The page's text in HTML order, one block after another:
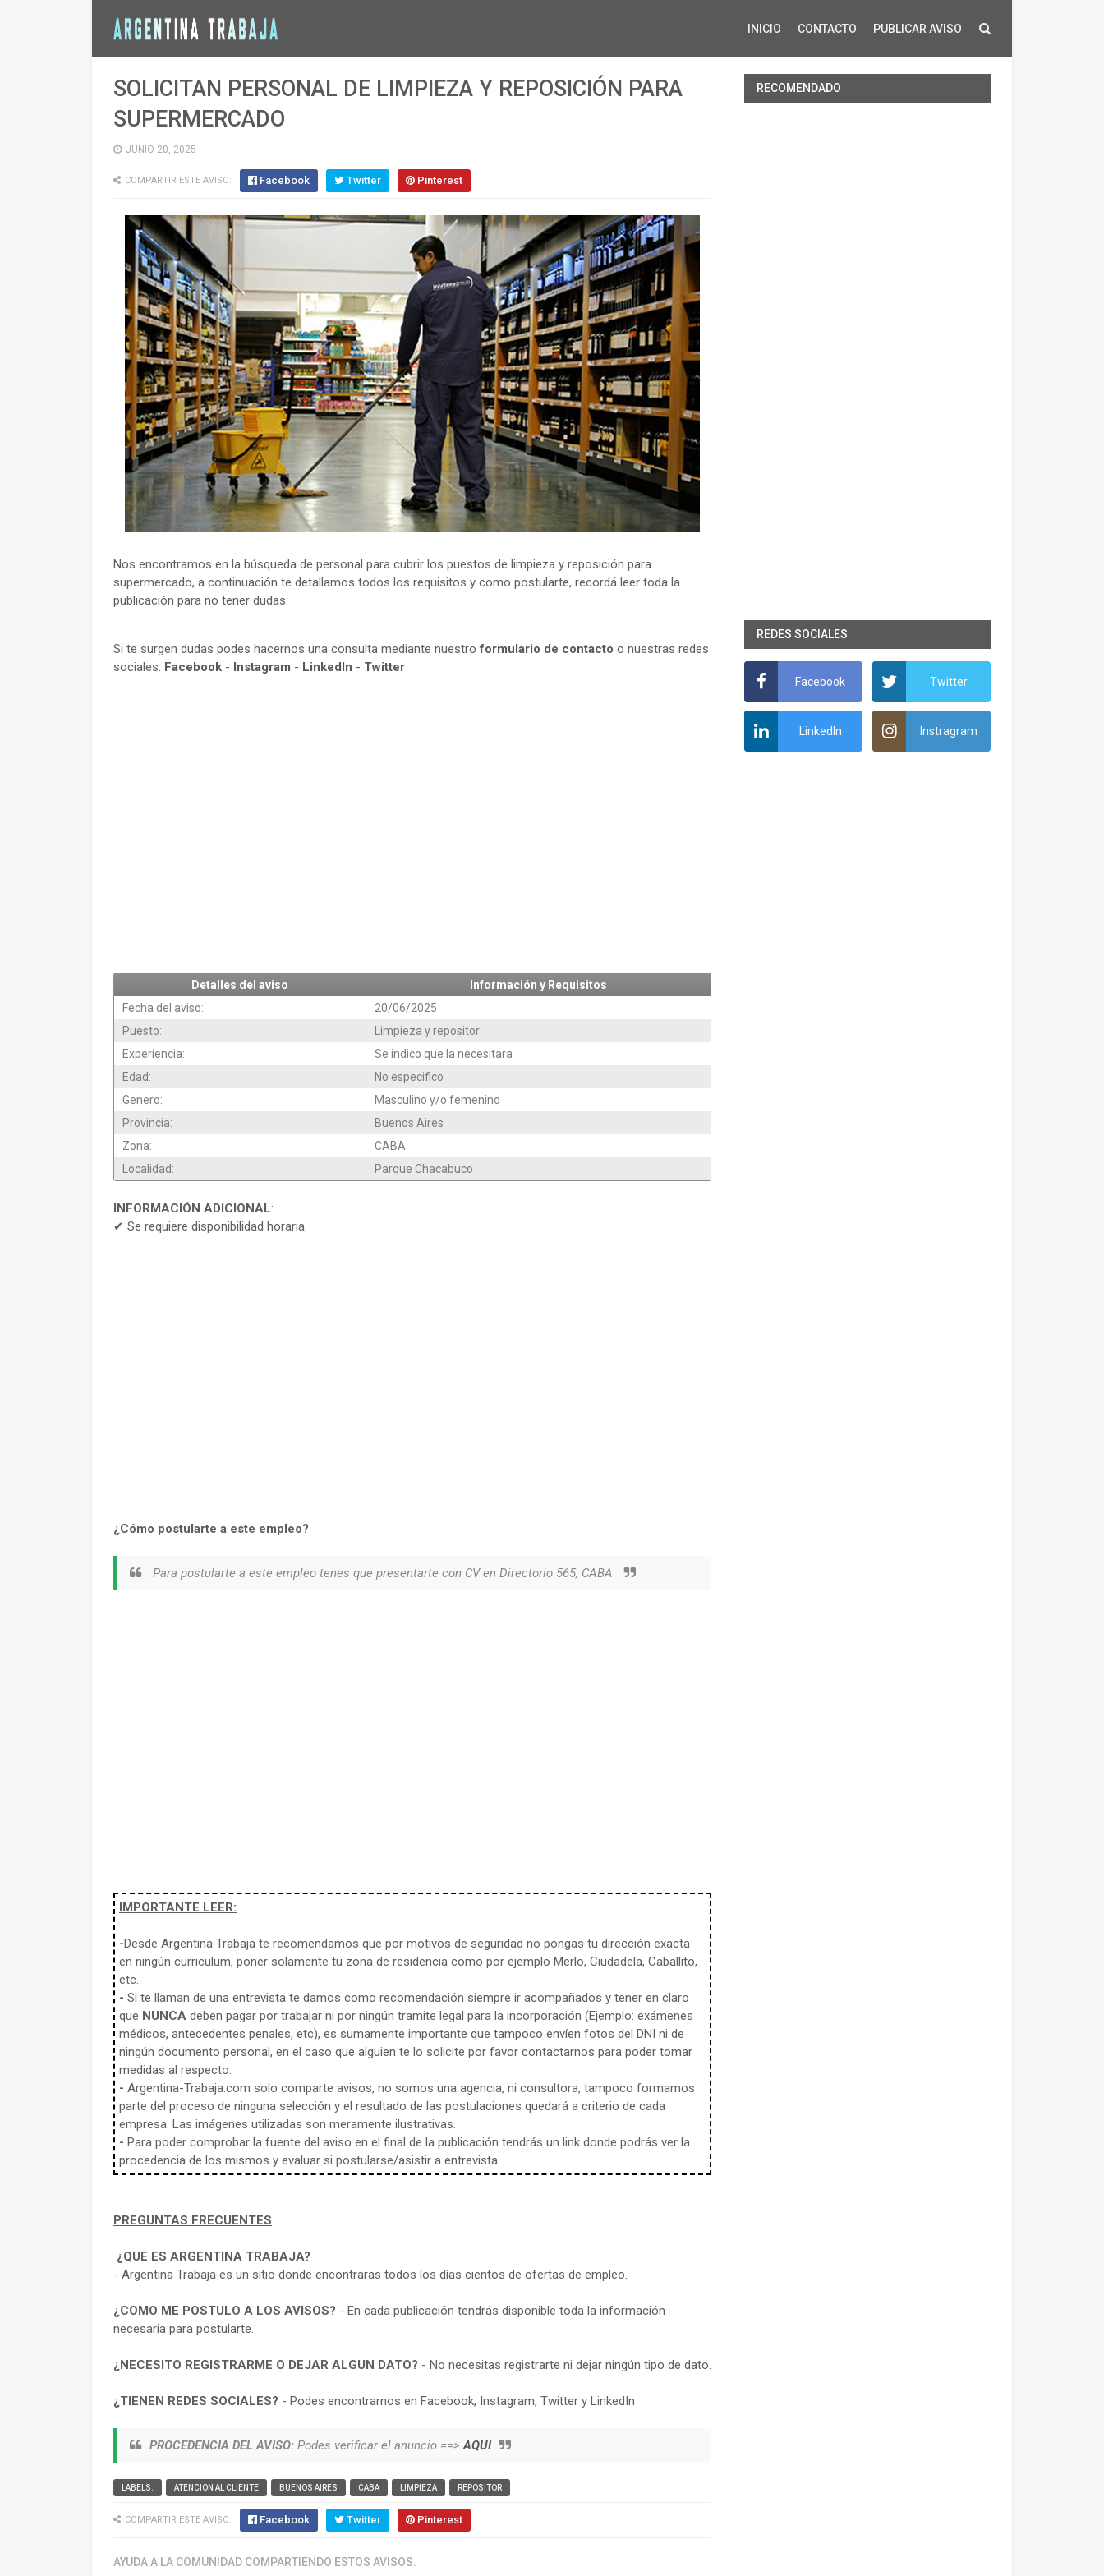
INICIO CONTACTO PUBLICAR AVISO
SOLICITAN PERSONAL DE LIMPIEZA Y REPOSICIÓN PARA
SUPERMERCADO
JUNIO 20, 2025
COMPARTIR ESTE AVISO: Facebook Twitter Pinterest
Nos encontramos en la búsqueda de personal para cubrir los puestos de limpieza y reposición para
supermercado, a continuación te detallamos todos los requisitos y como postularte, recordá leer toda la
publicación para no tener dudas.
Si te surgen dudas podes hacernos una consulta mediante nuestroformulario de contacto o nuestras redes
sociales: Facebook - Instagram - LinkedIn - Twitter
Detalles del aviso
Información y Requisitos
Fecha del aviso:
20/06/2025
Puesto:
Limpieza y repositor
Experiencia:
Se indico que la necesitara
Edad:
No especifico
Genero:
Masculino y/o femenino
Provincia:
Buenos Aires
Zona:
CABA
Localidad:
Parque Chacabuco
INFORMACIÓN ADICIONAL:
✔ Se requiere disponibilidad horaria.
¿Cómo postularte a este empleo?
Para postularte a este empleo tenes que presentarte con CV en Directorio 565, CABA
IMPORTANTE LEER:
-Desde Argentina Trabaja te recomendamos que por motivos de seguridad no pongas tu dirección exacta
en ningún curriculum, poner solamente tu zona de residencia como por ejemplo Merlo, Ciudadela, Caballito,
etc.
- Si te llaman de una entrevista te damos como recomendación siempre ir acompañados y tener en claro
que NUNCA deben pagar por trabajar ni por ningún tramite legal para la incorporación (Ejemplo: exámenes
médicos, antecedentes penales, etc), es sumamente importante que tampoco envíen fotos del DNI ni de
ningún documento personal, en el caso que alguien te lo solicite por favor contactarnos para poder tomar
medidas al respecto.
- Argentina-Trabaja.com solo comparte avisos, no somos una agencia, ni consultora, tampoco formamos
parte del proceso de ninguna selección y el resultado de las postulaciones quedará a criterio de cada
empresa. Las imágenes utilizadas son meramente ilustrativas.
- Para poder comprobar la fuente del aviso en el final de la publicación tendrás un link donde podrás ver la
procedencia de los mismos y evaluar si postularse/asistir a entrevista.
PREGUNTAS FRECUENTES
¿QUE ES ARGENTINA TRABAJA?
- Argentina Trabaja es un sitio donde encontraras todos los días cientos de ofertas de empleo.
¿COMO ME POSTULO A LOS AVISOS? - En cada publicación tendrás disponible toda la información
necesaria para postularte.
¿NECESITO REGISTRARME O DEJAR ALGUN DATO? - No necesitas registrarte ni dejar ningún tipo de dato.
¿TIENEN REDES SOCIALES? - Podes encontrarnos en Facebook, Instagram, Twitter y LinkedIn
PROCEDENCIA DEL AVISO: Podes verificar el anuncio ==>AQUI
LABELS: ATENCION AL CLIENTE BUENOS AIRES CABA LIMPIEZA REPOSITOR
COMPARTIR ESTE AVISO: Facebook Twitter Pinterest
AYUDA A LA COMUNIDAD COMPARTIENDO ESTOS AVISOS.
RECOMENDADO
REDES SOCIALES
Facebook Twitter
LinkedIn Instragram